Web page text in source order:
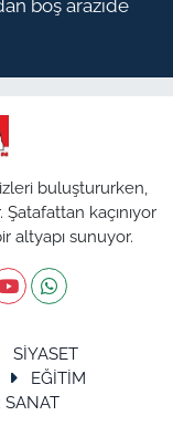
boş arazide
buluştururken,
kaçınıyor
altyapı sunuyor.
SİYASET
EĞİTİM
SANAT